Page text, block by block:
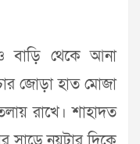
বাড়ি থেকে আনা
জোড়া হাত মোজা
রাখে। শাহাদত